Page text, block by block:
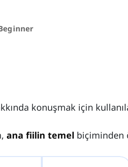
konuşmak için
ana fiilin temel biçiminden